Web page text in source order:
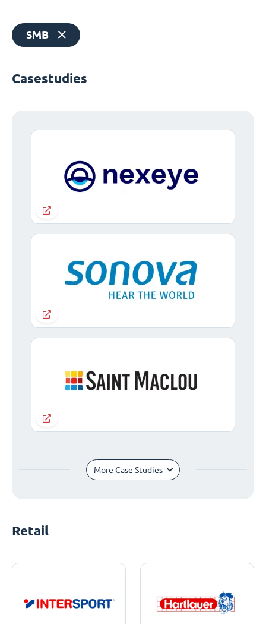
SMB
Casestudies
More Case Studies
Retail